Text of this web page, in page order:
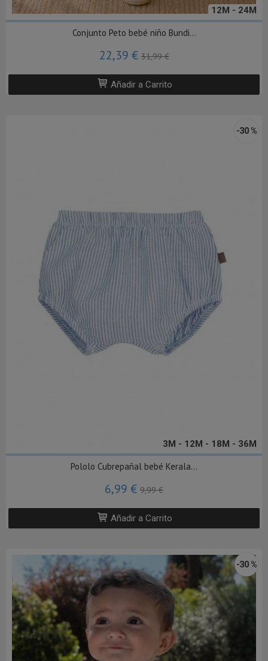
12M - 24M
Conjunto Peto bebé niño Bundi...
22,39 €31,99 €
Añadir a Carrito
3M - 12M - 18M - 36M
-30 %
Pololo Cubrepañal bebé Kerala...
6,99 € 9,99 €
Añadir a Carrito
-30 %